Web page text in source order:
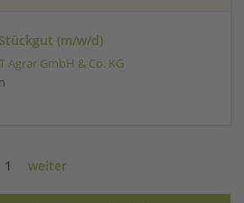
(m/w/d)
Agrar GmbH & Co. KG
1 weiter